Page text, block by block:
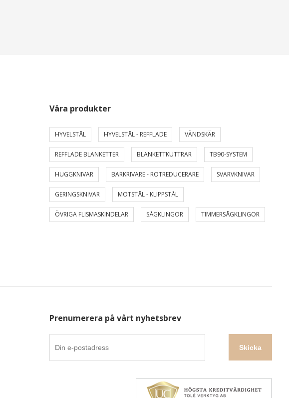
Våra produkter
HYVELSTÅL HYVELSTÅL - REFFLADE VÄNDSKÄR
REFFLADE BLANKETTER BLANKETTKUTTRAR TB90-SYSTEM
HUGGKNIVAR BARKRIVARE - ROTREDUCERARE SVARVKNIVAR
GERINGSKNIVAR MOTSTÅL - KLIPPSTÅL
ÖVRIGA FLISMASKINDELAR SÅGKLINGOR TIMMERSÅGKLINGOR
Prenumerera på vårt nyhetsbrev